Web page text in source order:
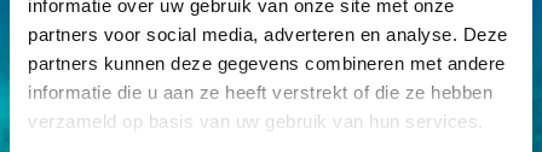
informatie over uw gebruik van onze site met onze
partners voor social media, adverteren en analyse. Deze
partners kunnen deze gegevens combineren met andere
informatie die u aan ze heeft verstrekt of die ze hebben
verzameld op basis van uw gebruik van hun services.